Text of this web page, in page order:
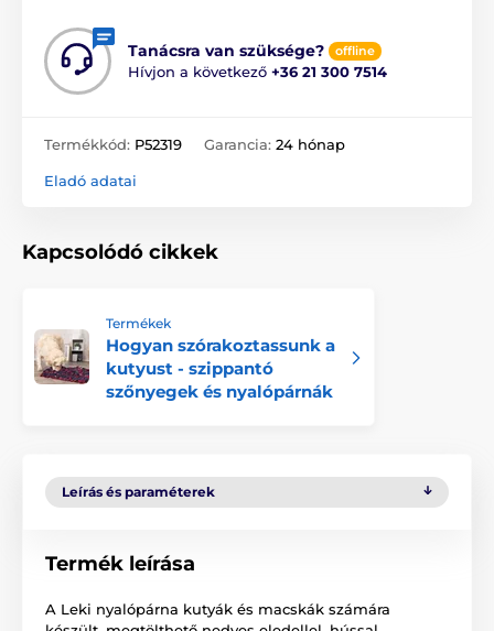
Tanácsra van szüksége? offline
Hívjon a következő +36 21 300 7514
Termékkód: P52319 Garancia: 24 hónap
Eladó adatai
Kapcsolódó cikkek
Termékek
Hogyan szórakoztassunk a
kutyust - szippantó
szőnyegek és nyalópárnák
Leírás és paraméterek
Termék leírása
A Leki nyalópárna kutyák és macskák számára